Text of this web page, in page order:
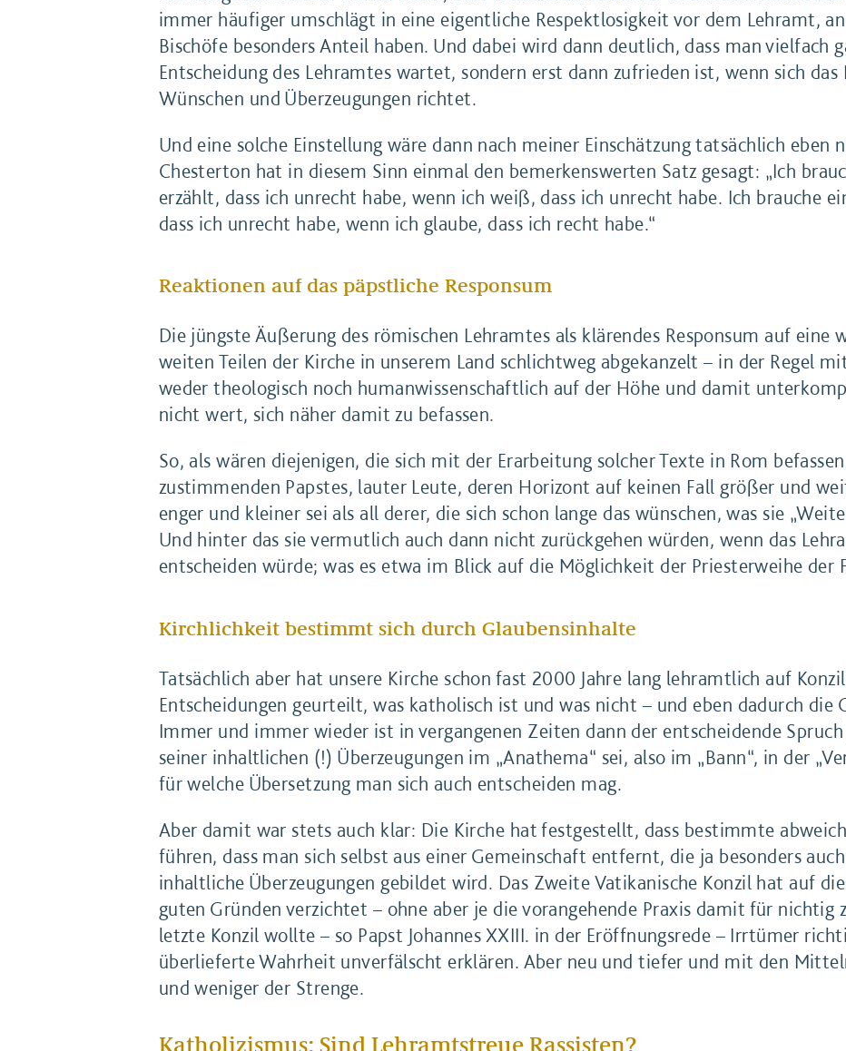
immer häufiger umschlägt in eine eigentliche Respektlosigkeit vor dem Lehramt,
Bischöfe besonders Anteil haben. Und dabei wird dann deutlich, dass man vielfach
Entscheidung des Lehramtes wartet, sondern erst dann zufrieden ist, wenn sich das
Wünschen und Überzeugungen richtet.
Und eine solche Einstellung wäre dann nach meiner Einschätzung tatsächlich eben
Chesterton hat in diesem Sinn einmal den bemerkenswerten Satz gesagt: „Ich
erzählt, dass ich unrecht habe, wenn ich weiß, dass ich unrecht habe. Ich brauche
dass ich unrecht habe, wenn ich glaube, dass ich recht habe.“
Reaktionen auf das päpstliche Responsum
Die jüngste Äußerung des römischen Lehramtes als klärendes Responsum auf eine
weiten Teilen der Kirche in unserem Land schlichtweg abgekanzelt – in der Regel
weder theologisch noch humanwissenschaftlich auf der Höhe und damit
nicht wert, sich näher damit zu befassen.
So, als wären diejenigen, die sich mit der Erarbeitung solcher Texte in Rom
zustimmenden Papstes, lauter Leute, deren Horizont auf keinen Fall größer und
enger und kleiner sei als all derer, die sich schon lange das wünschen, was sie
Und hinter das sie vermutlich auch dann nicht zurückgehen würden, wenn das
entscheiden würde; was es etwa im Blick auf die Möglichkeit der Priesterweihe der
Kirchlichkeit bestimmt sich durch Glaubensinhalte
Tatsächlich aber hat unsere Kirche schon fast 2000 Jahre lang lehramtlich auf
Entscheidungen geurteilt, was katholisch ist und was nicht – und eben dadurch die
Immer und immer wieder ist in vergangenen Zeiten dann der entscheidende
seiner inhaltlichen (!) Überzeugungen im „Anathema“ sei, also im „Bann“, in der
für welche Übersetzung man sich auch entscheiden mag.
Aber damit war stets auch klar: Die Kirche hat festgestellt, dass bestimmte
führen, dass man sich selbst aus einer Gemeinschaft entfernt, die ja besonders
inhaltliche Überzeugungen gebildet wird. Das Zweite Vatikanische Konzil hat auf
guten Gründen verzichtet – ohne aber je die vorangehende Praxis damit für nichtig
letzte Konzil wollte – so Papst Johannes XXIII. in der Eröffnungsrede – Irrtümer
überlieferte Wahrheit unverfälscht erklären. Aber neu und tiefer und mit den
und weniger der Strenge.
Katholizismus: Sind Lehramtstreue Rassisten?